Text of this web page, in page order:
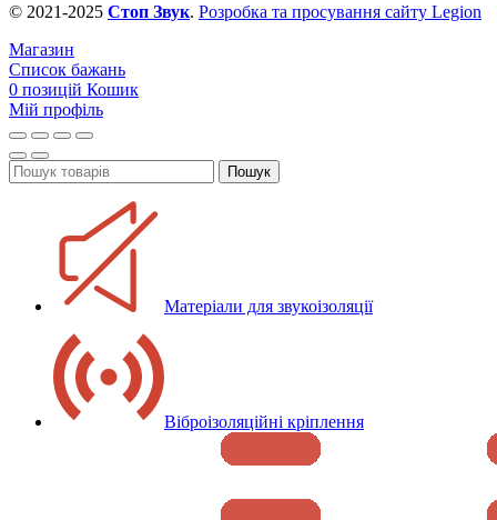
© 2021-2025 Стоп Звук. Розробка та просування сайту Legion
Магазин
Список бажань
0 позицій Кошик
Мій профіль
Пошук
Матеріали для звукоізоляції
Віброізоляційні кріплення